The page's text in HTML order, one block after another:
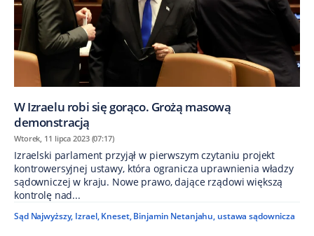
W Izraelu robi się gorąco. Grożą masową
demonstracją
Wtorek, 11 lipca 2023 (07:17)
Izraelski parlament przyjął w pierwszym czytaniu projekt
kontrowersyjnej ustawy, która ogranicza uprawnienia władzy
sądowniczej w kraju. Nowe prawo, dające rządowi większą
kontrolę nad...
Sąd Najwyższy, Izrael, Kneset, Binjamin Netanjahu, ustawa sądownicza